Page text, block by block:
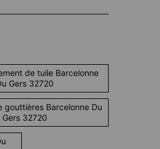
de tuile Barcelonne
Gers 32720
gouttières Barcelonne Du
Gers 32720